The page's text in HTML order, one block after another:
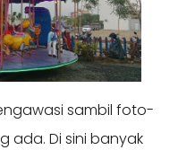
sambil foto-
ada. Di sini banyak